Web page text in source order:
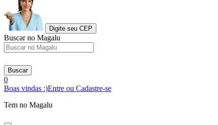
Digite seu CEP
Buscar no Magalu
Buscar
0
Boas vindas :)Entre ou Cadastre-se
Tem no Magalu